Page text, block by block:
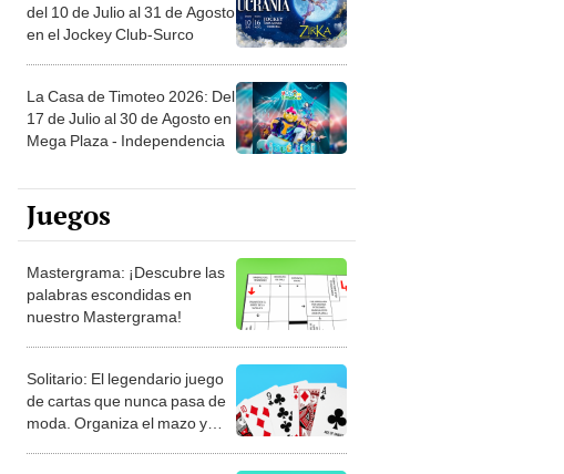
del 10 de Julio al 31 de Agosto
en el Jockey Club-Surco
La Casa de Timoteo 2026: Del
17 de Julio al 30 de Agosto en
Mega Plaza - Independencia
Juegos
Mastergrama: ¡Descubre las
palabras escondidas en
nuestro Mastergrama!
Solitario: El legendario juego
de cartas que nunca pasa de
moda. Organiza el mazo y